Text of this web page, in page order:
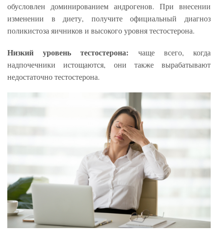
обусловлен доминированием андрогенов. При внесении
изменении в диету, получите официальный диагноз
поликистоза яичников и высокого уровня тестостерона.
Низкий уровень тестостерона: чаще всего, когда
надпочечники истощаются, они также вырабатывают
недостаточно тестостерона.